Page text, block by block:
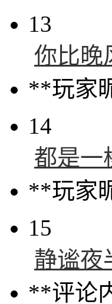
13
你比晚
**玩家
14
都是一
**玩家
15
静谧夜
**评论